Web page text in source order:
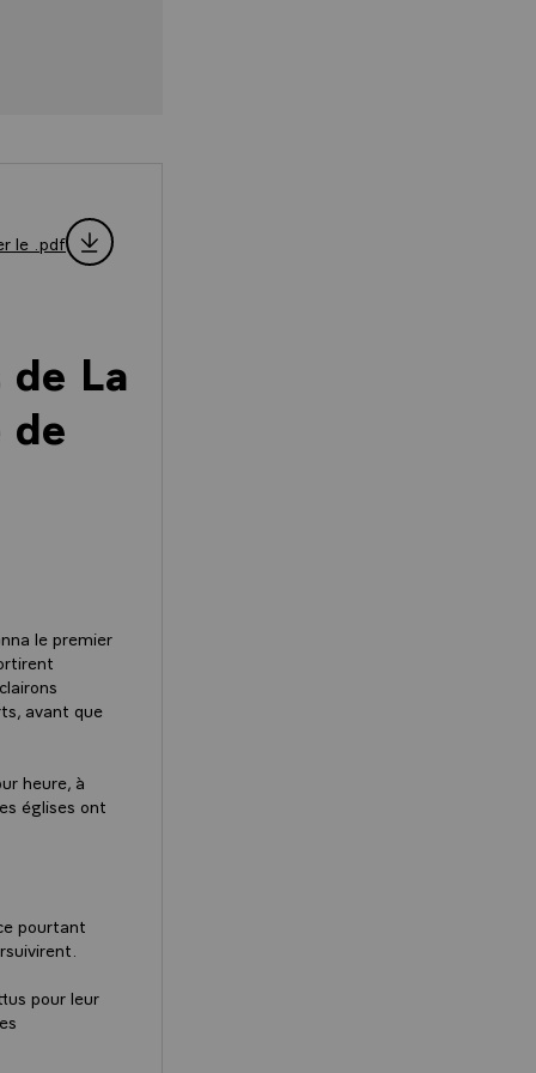
le .pdf
La
de
le premier
avant que
heure, à
églises ont
pourtant
pour leur